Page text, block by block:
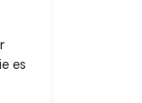
es